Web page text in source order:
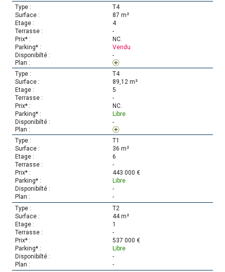
T4
87 m²
4
-
NC.
Vendu
-
T4
89,12 m²
5
-
NC.
Libre
-
T1
36 m²
6
-
443 000 €
Libre
-
-
T2
44 m²
1
-
537 000 €
Libre
-
-